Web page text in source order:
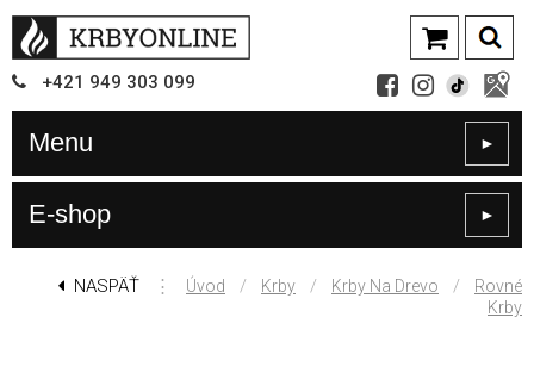
+421 949 303 099
Menu ►
E-shop ►
NASPÄŤ ⋮ Úvod / Krby / Krby Na Drevo /
Rovné
Krby